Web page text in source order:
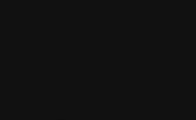
Darlehen mit 35